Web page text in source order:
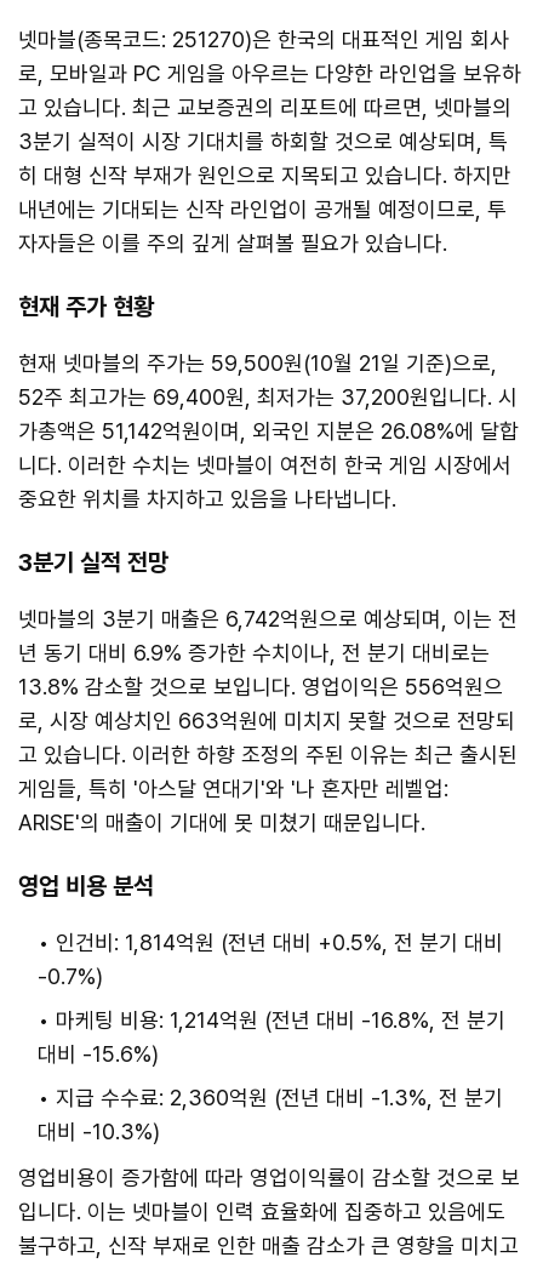
넷마블(종목코드: 251270)은 한국의 대표적인 게임 회사
로, 모바일과 PC 게임을 아우르는 다양한 라인업을 보유하
고 있습니다. 최근 교보증권의 리포트에 따르면, 넷마블의
3분기 실적이 시장 기대치를 하회할 것으로 예상되며, 특
히 대형 신작 부재가 원인으로 지목되고 있습니다. 하지만
내년에는 기대되는 신작 라인업이 공개될 예정이므로, 투
자자들은 이를 주의 깊게 살펴볼 필요가 있습니다.
현재 주가 현황
현재 넷마블의 주가는 59,500원(10월 21일 기준)으로,
52주 최고가는 69,400원, 최저가는 37,200원입니다. 시
가총액은 51,142억원이며, 외국인 지분은 26.08%에 달합
니다. 이러한 수치는 넷마블이 여전히 한국 게임 시장에서
중요한 위치를 차지하고 있음을 나타냅니다.
3분기 실적 전망
넷마블의 3분기 매출은 6,742억원으로 예상되며, 이는 전
년 동기 대비 6.9% 증가한 수치이나, 전 분기 대비로는
13.8% 감소할 것으로 보입니다. 영업이익은 556억원으
로, 시장 예상치인 663억원에 미치지 못할 것으로 전망되
고 있습니다. 이러한 하향 조정의 주된 이유는 최근 출시된
게임들, 특히 '아스달 연대기'와 '나 혼자만 레벨업:
ARISE'의 매출이 기대에 못 미쳤기 때문입니다.
영업 비용 분석
인건비: 1,814억원 (전년 대비 +0.5%, 전 분기 대비
-0.7%)
마케팅 비용: 1,214억원 (전년 대비 -16.8%, 전 분기
대비 -15.6%)
지급 수수료: 2,360억원 (전년 대비 -1.3%, 전 분기
대비 -10.3%)
영업비용이 증가함에 따라 영업이익률이 감소할 것으로 보
입니다. 이는 넷마블이 인력 효율화에 집중하고 있음에도
불구하고, 신작 부재로 인한 매출 감소가 큰 영향을 미치고